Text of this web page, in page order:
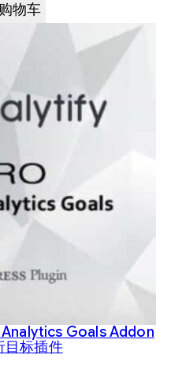
物车
Goals Addon
目标插件